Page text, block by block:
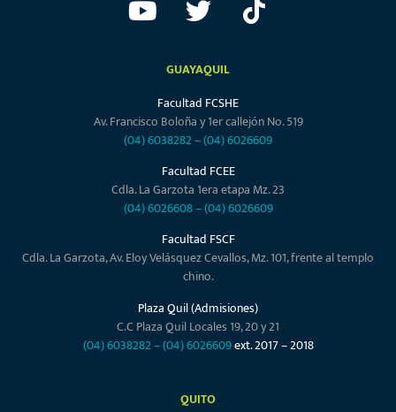
GUAYAQUIL
Facultad FCSHE
Av. Francisco Boloña y 1er callejón No. 519
(04) 6038282–(04) 6026609
Facultad FCEE
Cdla. La Garzota 1era etapa Mz. 23
(04) 6026608–(04) 6026609
Facultad FSCF
Cdla. La Garzota, Av. Eloy Velásquez Cevallos, Mz. 101, frente al templo
chino.
Plaza Quil (Admisiones)
C.C Plaza Quil Locales 19, 20 y 21
(04) 6038282–(04) 6026609ext. 2017 – 2018
QUITO